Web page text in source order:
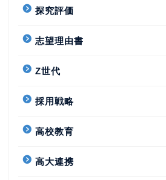
探究評価
志望理由書
Z世代
採用戦略
高校教育
高大連携